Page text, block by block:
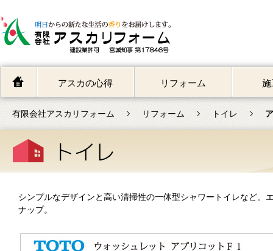
アスカの心得 リフォーム
有限会社アスカリフォーム リフォーム トイレ
シンプルなデザインと高い清掃性の一体型シャワートイレなど。
ナップ。